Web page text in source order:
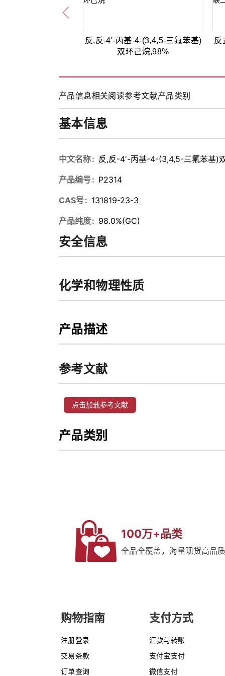
反,反-4'-丙基-4-(3,4,5-三氟苯基)
双环己烷,98%
反
产品信息相关阅读参考文献产品类别
基本信息
中文名称 反,反-4'-丙基-4-(3,4,5-三氟苯基)
产品编号 P2314
CAS号 131819-23-3
产品纯度 98.0%(GC)
安全信息
化学和物理性质
产品描述
参考文献
点击加载参考文献
产品类别
100万+品类
全品全覆盖，海量现货高品
购物指南
注册登录
交易条款
订单查询
支付方式
汇款与转账
支付宝支付
微信支付